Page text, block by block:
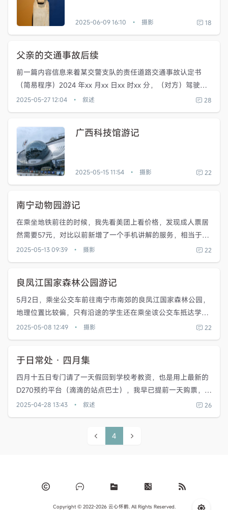
2025-06-09 16:10 • 摄影 18
父亲的交通事故后续
前一篇内容信息来着某交警支队的责任道路交通事故认定书
（简易程序）2024 年xx 月xx 日xx 时xx 分，（对方）驾驶南
宁xxx 旧国标二轮电动自行车，沿平乐大道辅道北往南行驶至
南宁市良庆区平乐大道平江路口时，与前方同向行驶的（父...
2025-05-27 12:04 • 叙述 28
广西科技馆游记
2025-05-15 11:54 • 摄影 22
南宁动物园游记
在乘坐地铁前往的时候，我先看美团上看价格，发现成人票居
然需要57元，对比以前新增了一个手机讲解的服务，相当于多
花7元购买该服务，而且是捆绑的，不能只购买门票，而在微
信公众号搜索南宁动物园，官方跳转线上购票的同程旅行就是
2025-05-13 09:39 • 摄影 22
良凤江国家森林公园游记
5月2日，乘坐公交车前往南宁市南郊的良凤江国家森林公园，
地理位置比较偏，只有沿途的学生还在乘坐该公交车抵达学
院。 我是中午抵达的，天气炎热，售票口已经关闭，我还以为
不开了，前往检票口时旁边的办公室内仅有一位工作人员在值
2025-05-08 12:49 • 摄影 22
于日常处 · 四月集
四月十五日专门请了一天假回到学校考教资，也是用上最新的
D270预约平台（滴滴的站点巴士），我早已提前一天购票，选
择了比较实惠的七元九点区间发车票，预计行驶58分钟的路
程，可以查看实景图的上车地点，发车前30分钟还有车辆定
2025-04-28 13:43 • 叙述 26
4
Copyright © 2022-2026 云心怀鹤. All Rights Reserved.